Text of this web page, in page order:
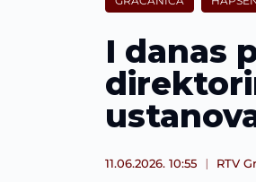
I danas
11.06.2026. 10:55 RTV